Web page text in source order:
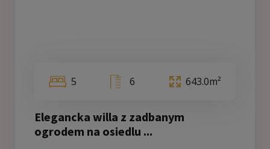
5 6 643.0m²
Elegancka willa z zadbanym
ogrodem na osiedlu ...